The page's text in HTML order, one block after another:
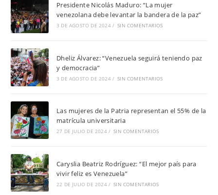
Presidente Nicolás Maduro: “La mujer
venezolana debe levantar la bandera de la paz”
3 DE AGOSTO DE 2024 / SIN COMENTARIOS
Dheliz Álvarez: “Venezuela seguirá teniendo paz
y democracia”
3 DE AGOSTO DE 2024 / SIN COMENTARIOS
Las mujeres de la Patria representan el 55% de la
matrícula universitaria
27 DE JULIO DE 2024 / SIN COMENTARIOS
Caryslia Beatriz Rodríguez: “El mejor país para
vivir feliz es Venezuela”
22 DE JULIO DE 2024 / SIN COMENTARIOS